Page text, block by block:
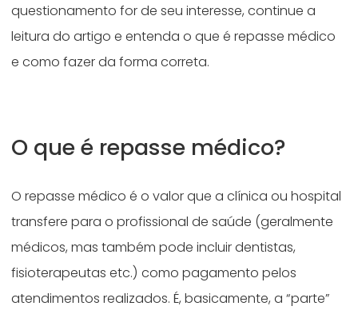
questionamento for de seu interesse, continue a
leitura do artigo e entenda o que é repasse médico
e como fazer da forma correta.
O que é repasse médico?
O repasse médico é o valor que a clínica ou hospital
transfere para o profissional de saúde (geralmente
médicos, mas também pode incluir dentistas,
fisioterapeutas etc.) como pagamento pelos
atendimentos realizados. É, basicamente, a “parte”